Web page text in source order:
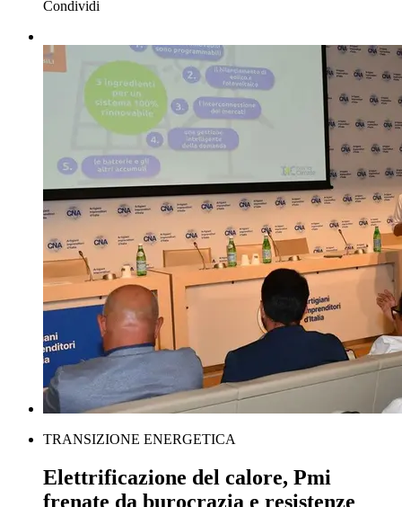
Condividi
TRANSIZIONE ENERGETICA
Elettrificazione del calore, Pmi
frenate da burocrazia e resistenze